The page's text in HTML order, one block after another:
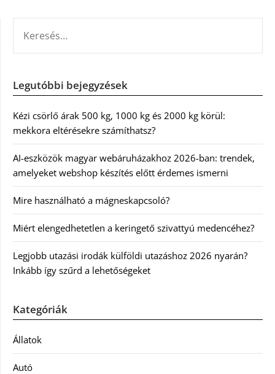
Legutóbbi bejegyzések
Kézi csörlő árak 500 kg, 1000 kg és 2000 kg körül:
mekkora eltérésekre számíthatsz?
AI-eszközök magyar webáruházakhoz 2026-ban: trendek,
amelyeket webshop készítés előtt érdemes ismerni
Mire használható a mágneskapcsoló?
Miért elengedhetetlen a keringető szivattyú medencéhez?
Legjobb utazási irodák külföldi utazáshoz 2026 nyarán?
Inkább így szűrd a lehetőségeket
Kategóriák
Állatok
Autó